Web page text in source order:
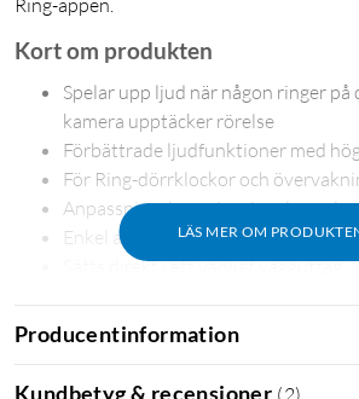
LÄS MER OM
Kort om produkten
Spelar upp ljud när någon ringer på
kamera upptäcker rörelse
Förbättrade ljudfunktioner med
För Ring-dörrklockor och
Anpassningsbara ringsignaler,
Enkel anslutning till wifi via Ring-
Sätts direkt i ett vanligt vägguttag
Hör när någon ringer på eller när
på dörren eller när en Ring-kamera
Producentinformation
Kundbetyg & recensioner